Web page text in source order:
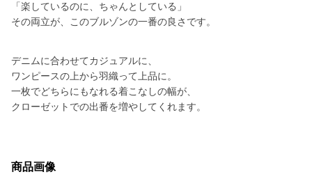
「楽しているのに、ちゃんとしている」
その両立が、このブルゾンの一番の良さです。
デニムに合わせてカジュアルに、
ワンピースの上から羽織って上品に。
一枚でどちらにもなれる着こなしの幅が、
クローゼットでの出番を増やしてくれます。
商品画像